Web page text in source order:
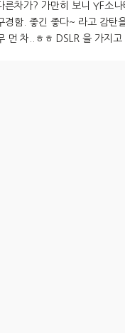
른차가? 가만히 보니 YF소
경함. 좋긴 좋다~ 라고 감탄
먼 차..ㅎㅎ DSLR 을 가지